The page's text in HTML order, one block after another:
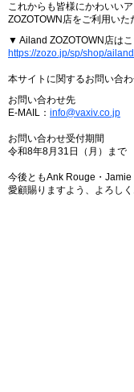
これからも皆様にかわいい
ZOZOTOWN店をご利用いた
▼ Ailand ZOZOTOWN店はこ
https://zozo.jp/sp/shop/
本サイトに関するお問い合
お問い合わせ先
E-MAIL： info@vaxiv.co.jp
お問い合わせ受付期間
令和8年8月31日（月）まで
今後ともAnk Rouge・
愛顧賜りますよう、よろしく